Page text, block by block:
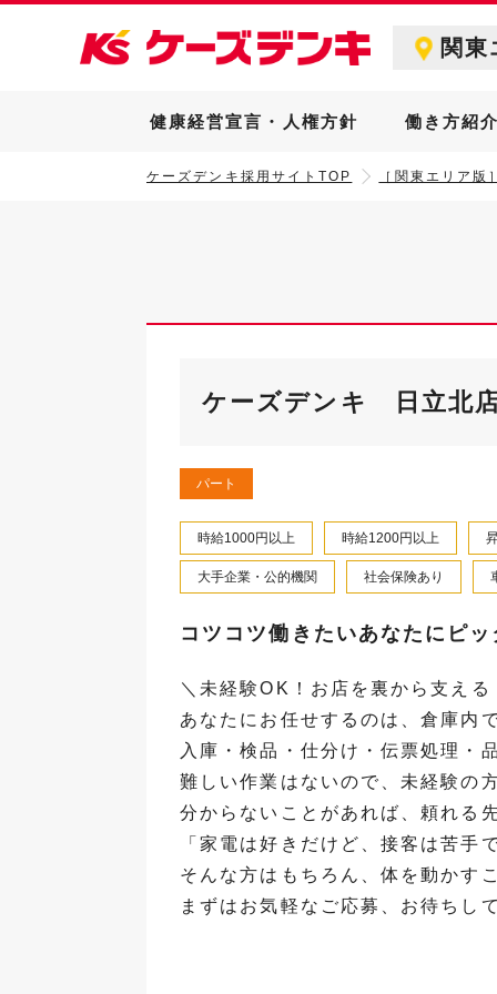
関東
健康経営宣言・人権方針 働き方紹
ケーズデンキ採用サイトTOP ［関東エリア
ケーズデンキ 日立北
パート
時給1000円以上 時給1200円以上
大手企業・公的機関 社会保険あり
コツコツ働きたいあなたにピ
＼未経験OK！お店を裏から支え
あなたにお任せするのは、倉庫内
入庫・検品・仕分け・伝票処理・
難しい作業はないので、未経験の
分からないことがあれば、頼れる
「家電は好きだけど、接客は苦手
そんな方はもちろん、体を動かす
まずはお気軽なご応募、お待ちし